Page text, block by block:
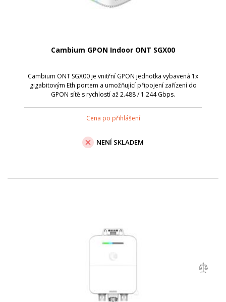
Cambium GPON Indoor ONT SGX00
Cambium ONT SGX00 je vnitřní GPON jednotka vybavená 1x
gigabitovým Eth portem a umožňující připojení zařízení do
GPON sítě s rychlostí až 2.488 / 1.244 Gbps.
Cena po přihlášení
NENÍ SKLADEM